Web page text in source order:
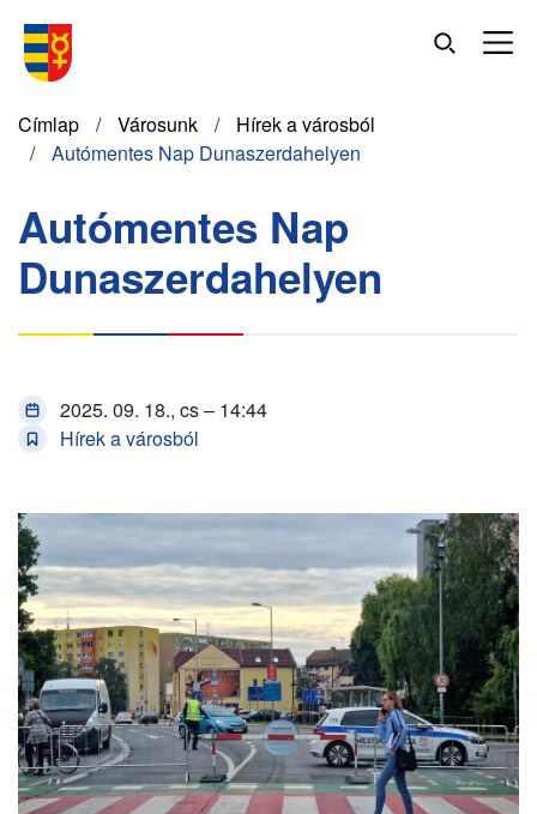
tartalomra
Morzsa
Címlap Városunk
Hírek a városból
Autómentes Nap Dunaszerdahelyen
Autómentes Nap
Dunaszerdahelyen
2025. 09. 18., cs – 14:44
Hírek a városból